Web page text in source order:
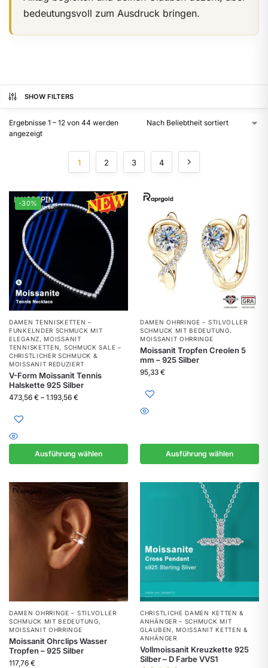
bedeutungsvoll zum Ausdruck bringen.
SHOW FILTERS
Ergebnisse 1 – 12 von 44 werden
angezeigt
1 2 3 4
-30%
DAMEN TENNISKETTEN –
FUNKELNDER SCHMUCK MIT
ELEGANZ,MOISSANIT
TENNISKETTEN, SCHMUCK SALE –
CHRISTLICHER SCHMUCK &
MOISSANIT REDUZIERT
V-Form Moissanit Tennis
Halskette 925 Silber
473,56 € – 1.193,56 €
Ausführung wählen
DAMEN OHRRINGE – STILVOLLER
SCHMUCK MIT BEDEUTUNG,
MOISSANIT OHRRINGE
Moissanit Tropfen Creolen 5
mm – 925 Silber
95,33 €
Ausführung wählen
DAMEN OHRRINGE – STILVOLLER
SCHMUCK MIT BEDEUTUNG,
MOISSANIT OHRRINGE
Moissanit Ohrclips Wasser
Tropfen – 925 Silber
117,76 €
CHRISTLICHE DAMEN KETTEN &
ANHÄNGER – SCHMUCK MIT
GLAUBEN ,MOISSANIT KETTEN &
ANHÄNGER
Vollmoissanit Kreuzkette 925
Silber – D Farbe VVS1